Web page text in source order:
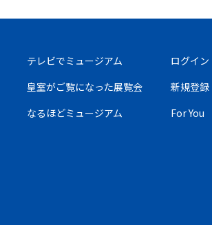
テレビでミュージアム
皇室がご覧になった展覧会
なるほどミュージアム
ログイン
新規登録
For You